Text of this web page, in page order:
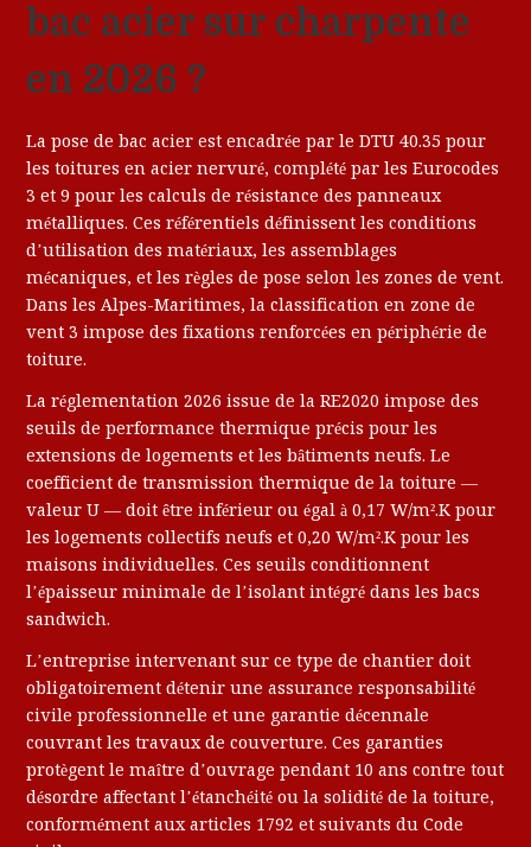
bac acier sur charpente
en 2026 ?
La pose de bac acier est encadrée par le DTU 40.35 pour
les toitures en acier nervuré, complété par les Eurocodes
3 et 9 pour les calculs de résistance des panneaux
métalliques. Ces référentiels définissent les conditions
d’utilisation des matériaux, les assemblages
mécaniques, et les règles de pose selon les zones de vent.
Dans les Alpes-Maritimes, la classification en zone de
vent 3 impose des fixations renforcées en périphérie de
toiture.
La réglementation 2026 issue de la RE2020 impose des
seuils de performance thermique précis pour les
extensions de logements et les bâtiments neufs. Le
coefficient de transmission thermique de la toiture —
valeur U — doit être inférieur ou égal à 0,17 W/m².K pour
les logements collectifs neufs et 0,20 W/m².K pour les
maisons individuelles. Ces seuils conditionnent
l’épaisseur minimale de l’isolant intégré dans les bacs
sandwich.
L’entreprise intervenant sur ce type de chantier doit
obligatoirement détenir une assurance responsabilité
civile professionnelle et une garantie décennale
couvrant les travaux de couverture. Ces garanties
protègent le maître d’ouvrage pendant 10 ans contre tout
désordre affectant l’étanchéité ou la solidité de la toiture,
conformément aux articles 1792 et suivants du Code